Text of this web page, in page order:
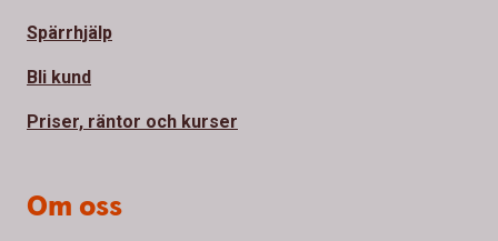
Spärrhjälp
Bli kund
Priser, räntor och kurser
Om oss